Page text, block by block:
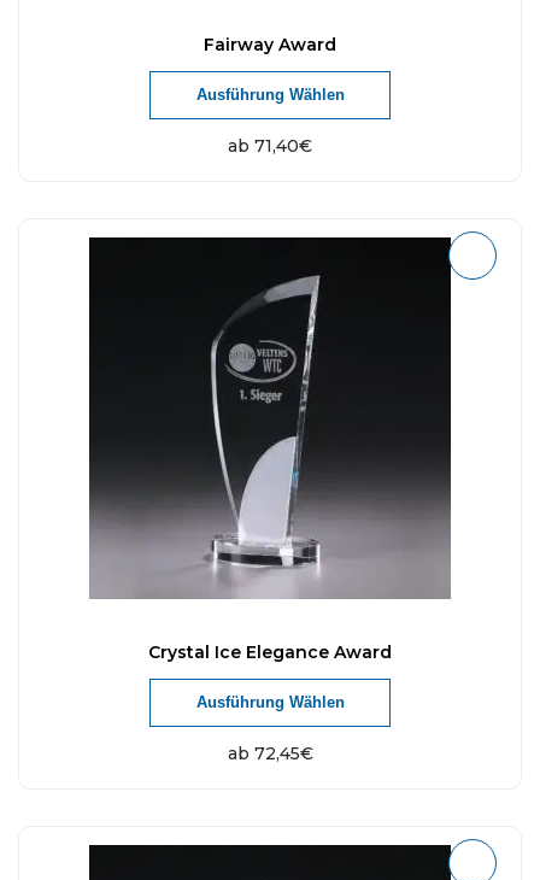
Fairway Award
ab 71,40€
Ausführung Wählen
Crystal Ice Elegance Award
ab 72,45€
Ausführung Wählen